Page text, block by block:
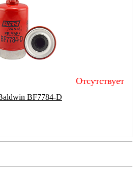
Отсутствует
BF7784-D